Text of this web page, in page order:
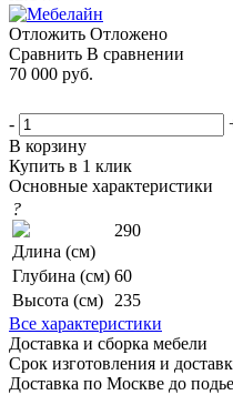
Отложить Отложено
Сравнить В сравнении
70 000 руб.
-
В корзину
Купить в 1 клик
Основные характеристики
?
Длина (см)
290
Глубина (см) 60
Высота (см)
235
Все характеристики
Доставка и сборка мебели
Срок изготовления и
Доставка по Москве до